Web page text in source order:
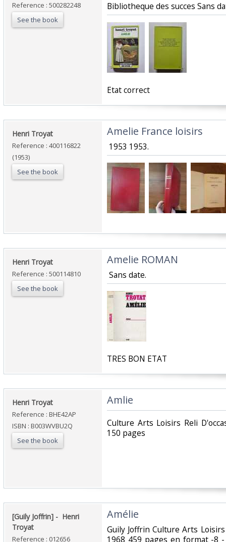
Reference : 500282248
See the book
‎Bibliotheque des succes Sans
‎Etat correct‎
‎Henri Troyat‎
Reference : 400116822
(1953)
See the book
‎Amelie France loisirs‎
‎ 1953 1953.‎
‎Henri Troyat‎
Reference : 500114810
See the book
‎Amelie ROMAN‎
‎ Sans date.‎
‎TRES BON ETAT‎
‎Henri Troyat‎
Reference : BHE42AP
ISBN : B003WVBU2Q
See the book
‎Amlie‎
‎Culture Arts Loisirs Reli
150 pages ‎
‎[Guily Joffrin] - ‎ ‎Henri
Troyat‎
Reference : 012656
‎Amélie‎
‎Guily Joffrin Culture Arts
1968 459 pages en format -8